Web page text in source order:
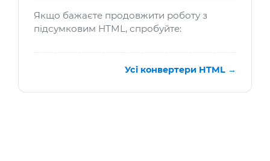
Якщо бажаєте продовжити роботу з
підсумковим HTML, спробуйте:
Усі конвертери HTML →